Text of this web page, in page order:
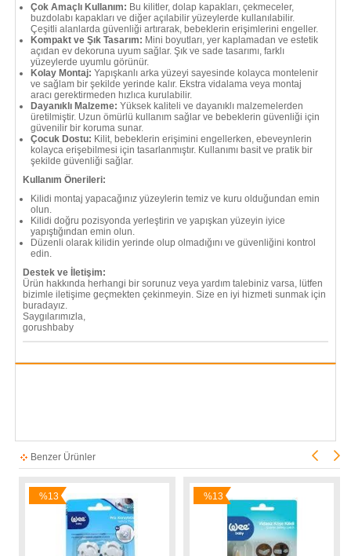
Çok Amaçlı Kullanım: Bu kilitler, dolap kapakları, çekmeceler,
buzdolabı kapakları ve diğer açılabilir yüzeylerde kullanılabilir.
Çeşitli alanlarda güvenliği artırarak, bebeklerin erişimlerini engeller.
Kompakt ve Şık Tasarım: Mini boyutları, yer kaplamadan ve estetik
açıdan ev dekoruna uyum sağlar. Şık ve sade tasarımı, farklı
yüzeylerde uyumlu görünür.
Kolay Montaj: Yapışkanlı arka yüzeyi sayesinde kolayca montelenir
ve sağlam bir şekilde yerinde kalır. Ekstra vidalama veya montaj
aracı gerektirmeden hızlıca kurulabilir.
Dayanıklı Malzeme: Yüksek kaliteli ve dayanıklı malzemelerden
üretilmiştir. Uzun ömürlü kullanım sağlar ve bebeklerin güvenliği için
güvenilir bir koruma sunar.
Çocuk Dostu: Kilit, bebeklerin erişimini engellerken, ebeveynlerin
kolayca erişebilmesi için tasarlanmıştır. Kullanımı basit ve pratik bir
şekilde güvenliği sağlar.
Kullanım Önerileri:
Kilidi montaj yapacağınız yüzeylerin temiz ve kuru olduğundan emin
olun.
Kilidi doğru pozisyonda yerleştirin ve yapışkan yüzeyin iyice
yapıştığından emin olun.
Düzenli olarak kilidin yerinde olup olmadığını ve güvenliğini kontrol
edin.
Destek ve İletişim:
Ürün hakkında herhangi bir sorunuz veya yardım talebiniz varsa, lütfen
bizimle iletişime geçmekten çekinmeyin. Size en iyi hizmeti sunmak için
buradayız.
Saygılarımızla,
gorushbaby
Benzer Ürünler
%13
%13
İndirim